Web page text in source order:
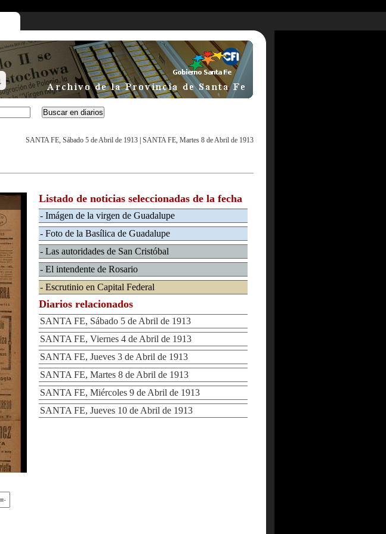
SANTA FE, Sábado 5 de Abril de 1913 SANTA FE, Martes 8 de Abril de 1913
Listado de noticias seleccionadas de la fecha
- Imágen de la virgen de Guadalupe
- Foto de la Basílica de Guadalupe
- Las autoridades de San Cristóbal
- El intendente de Rosario
- Escrutinio en Capital Federal
Diarios relacionados
SANTA FE, Sábado 5 de Abril de 1913
SANTA FE, Viernes 4 de Abril de 1913
SANTA FE, Jueves 3 de Abril de 1913
SANTA FE, Martes 8 de Abril de 1913
SANTA FE, Miércoles 9 de Abril de 1913
SANTA FE, Jueves 10 de Abril de 1913